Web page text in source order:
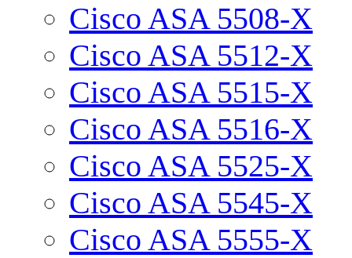
Cisco ASA 5508-X
Cisco ASA 5512-X
Cisco ASA 5515-X
Cisco ASA 5516-X
Cisco ASA 5525-X
Cisco ASA 5545-X
Cisco ASA 5555-X